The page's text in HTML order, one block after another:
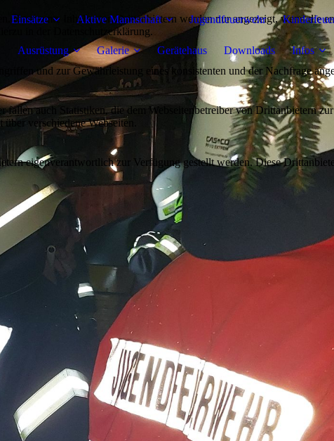
Einsätze Aktive Mannschaft Jugendfeuerwehr
Ausrüstung Galerie Gerätehaus Downloads Infos
Bestimmte Inhalte von Drittanbietern werden nur angezeigt, wenn die
in der Datenschutzerklärung.
und zur Gewährleistung eines konsistenten und der Nachfrage
auch Statistiken, die dem Webseitenbetreiber von Drittanbietern
verschiedene Webseiten.
eigenverantwortlich zur Verfügung gestellt werden. Diese